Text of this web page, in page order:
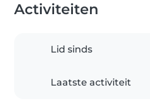
Activiteiten
Lid sinds
Laatste activiteit